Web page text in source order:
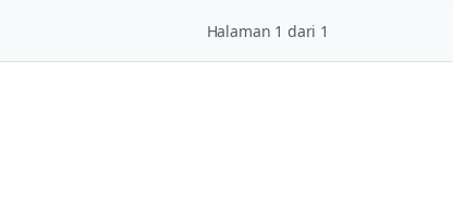
Halaman 1 dari 1